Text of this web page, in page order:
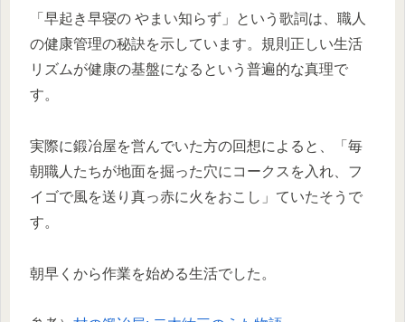
「早起き早寝の やまい知らず」という歌詞は、職人
の健康管理の秘訣を示しています。規則正しい生活
リズムが健康の基盤になるという普遍的な真理で
す。
実際に鍛冶屋を営んでいた方の回想によると、「毎
朝職人たちが地面を掘った穴にコークスを入れ、フ
イゴで風を送り真っ赤に火をおこし」ていたそうで
す。
朝早くから作業を始める生活でした。